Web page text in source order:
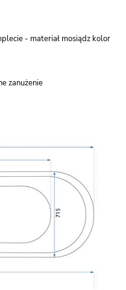
- materiał mosiądz kolor
zanużenie